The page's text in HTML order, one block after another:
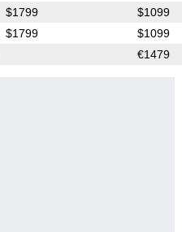
$1799 $1099
$1799 $1099
€1479